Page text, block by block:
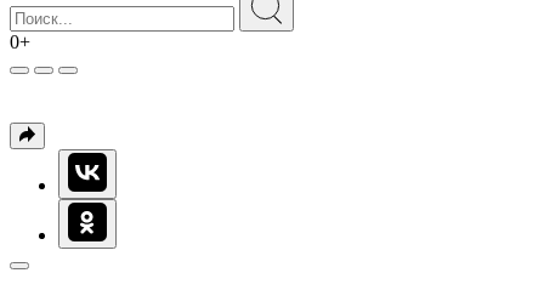
0+